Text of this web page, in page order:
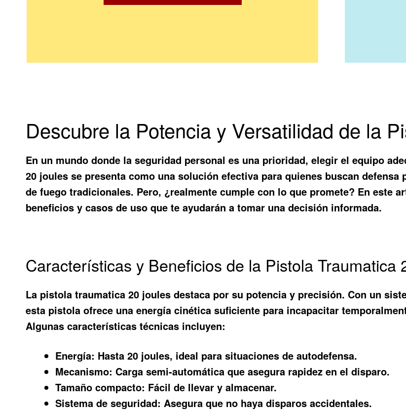
Descubre la Potencia y Versatilidad de la
En un mundo donde la seguridad personal es una prioridad, elegir el equipo
20 joules se presenta como una solución efectiva para quienes buscan
de fuego tradicionales. Pero, ¿realmente cumple con lo que promete? En este
beneficios y casos de uso que te ayudarán a tomar una decisión informada.
Características y Beneficios de la Pistola Traumatica
La pistola traumatica 20 joules destaca por su potencia y precisión. Con un
esta pistola ofrece una energía cinética suficiente para incapacitar
Algunas características técnicas incluyen:
Energía: Hasta 20 joules, ideal para situaciones de autodefensa.
Mecanismo: Carga semi-automática que asegura rapidez en el disparo.
Tamaño compacto: Fácil de llevar y almacenar.
Sistema de seguridad:Asegura que no haya disparos accidentales.